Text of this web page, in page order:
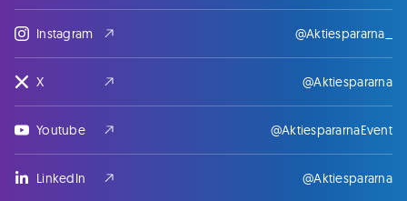
Instagram @Aktiespararna_
X @Aktiespararna
Youtube @AktiespararnaEvent
LinkedIn @Aktiespararna